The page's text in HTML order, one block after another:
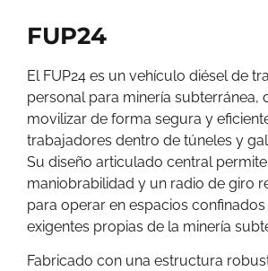
FUP24
El FUP24 es un vehículo diésel de
personal para minería subterránea,
movilizar de forma segura y
trabajadores dentro de túneles y
Su diseño articulado central
maniobrabilidad y un radio de giro
para operar en espacios
exigentes propias de la minería
Fabricado con una estructura